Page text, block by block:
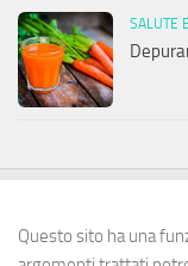
SALUTE
Questo sito ha una